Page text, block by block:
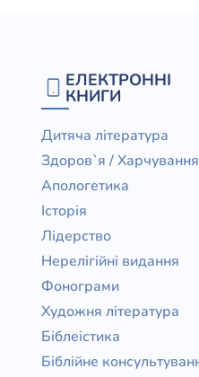
ЕЛЕКТРОННІ
КНИГИ
Дитяча література
Здоров`я / Харчування
Апологетика
Історія
Лідерство
Нерелігійні видання
Фонограми
Художня література
Біблеістика
Біблійне